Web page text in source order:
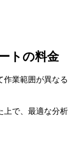
トの料金
作業範囲が異なる
上で、最適な分析